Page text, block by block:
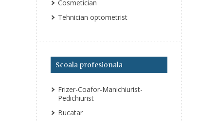
Cosmetician
Tehnician optometrist
Scoala profesionala
Frizer-Coafor-Manichiurist-
Pedichiurist
Bucatar